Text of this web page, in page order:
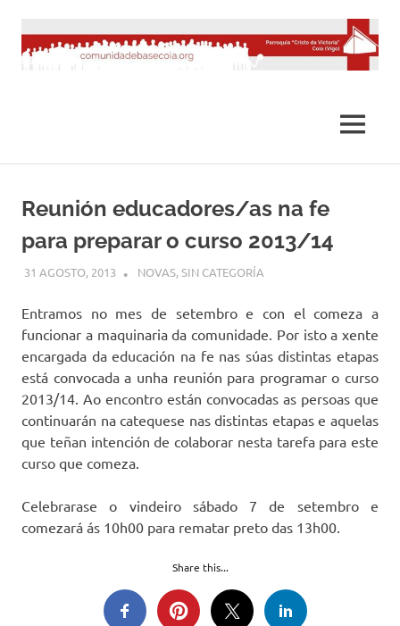
contenido
MENÚ
Reunión educadores/as na fe
para preparar o curso 2013/14
31 AGOSTO, 2013 DESARROLLO
NOVAS,SIN CATEGORÍA
Entramos no mes de setembro e con el comeza a
funcionar a maquinaria da comunidade. Por isto a xente
encargada da educación na fe nas súas distintas etapas
está convocada a unha reunión para programar o curso
2013/14. Ao encontro están convocadas as persoas que
continuarán na catequese nas distintas etapas e aquelas
que teñan intención de colaborar nesta tarefa para este
curso que comeza.
Celebrarase o vindeiro sábado 7 de setembro e
comezará ás 10h00 para rematar preto das 13h00.
Share this...